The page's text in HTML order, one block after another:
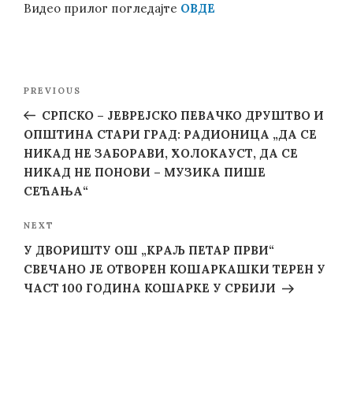
Видео прилог погледајте ОВДЕ
Previous
Post
PREVIOUS
СРПСКО – ЈЕВРЕЈСКО ПЕВАЧКО ДРУШТВО И
ОПШТИНА СТАРИ ГРАД: РАДИОНИЦА „ДА СЕ
НИКАД НЕ ЗАБОРАВИ, ХОЛОКАУСТ, ДА СЕ
НИКАД НЕ ПОНОВИ – МУЗИКА ПИШЕ
СЕЋАЊА“
Next
Post
NEXT
У ДВОРИШТУ ОШ „КРАЉ ПЕТАР ПРВИ“
СВЕЧАНО ЈЕ ОТВОРЕН КОШАРКАШКИ ТЕРЕН У
ЧАСТ 100 ГОДИНА КОШАРКЕ У СРБИЈИ